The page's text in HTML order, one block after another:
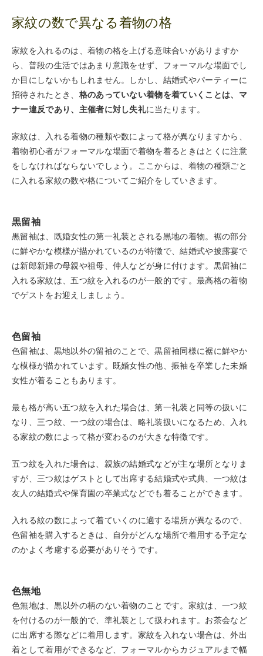
家紋の数で異なる着物の格
家紋を入れるのは、着物の格を上げる意味合いがありますか
ら、普段の生活ではあまり意識をせず、フォーマルな場面でし
か目にしないかもしれません。しかし、結婚式やパーティーに
招待されたとき、 格のあっていない着物を着ていくことは、マ
ナー違反であり、主催者に対し失礼に当たります。
家紋は、入れる着物の種類や数によって格が異なりますから、
着物初心者がフォーマルな場面で着物を着るときはとくに注意
をしなければならないでしょう。ここからは、着物の種類ごと
に入れる家紋の数や格についてご紹介をしていきます。
黒留袖
黒留袖は、既婚女性の第一礼装とされる黒地の着物。裾の部分
に鮮やかな模様が描かれているのが特徴で、結婚式や披露宴で
は新郎新婦の母親や祖母、仲人などが身に付けます。黒留袖に
入れる家紋は、五つ紋を入れるのが一般的です。最高格の着物
でゲストをお迎えしましょう。
色留袖
色留袖は、黒地以外の留袖のことで、黒留袖同様に裾に鮮やか
な模様が描かれています。既婚女性の他、振袖を卒業した未婚
女性が着ることもあります。
最も格が高い五つ紋を入れた場合は、第一礼装と同等の扱いに
なり、三つ紋、一つ紋の場合は、略礼装扱いになるため、入れ
る家紋の数によって格が変わるのが大きな特徴です。
五つ紋を入れた場合は、親族の結婚式などが主な場所となりま
すが、三つ紋はゲストとして出席する結婚式や式典、一つ紋は
友人の結婚式や保育園の卒業式などでも着ることができます。
入れる紋の数によって着ていくのに適する場所が異なるので、
色留袖を購入するときは、自分がどんな場所で着用する予定な
のかよく考慮する必要がありそうです。
色無地
色無地は、黒以外の柄のない着物のことです。家紋は、一つ紋
を付けるのが一般的で、準礼装として扱われます。お茶会など
に出席する際などに着用します。家紋を入れない場合は、外出
着として着用ができるなど、フォーマルからカジュアルまで幅